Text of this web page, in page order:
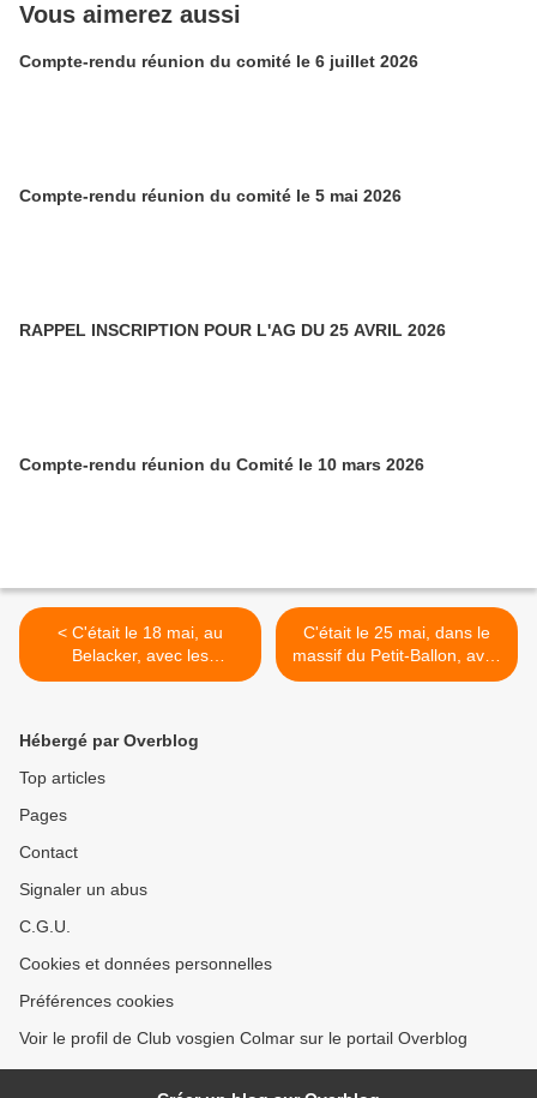
Vous aimerez aussi
Compte-rendu réunion du comité le 6 juillet 2026
Compte-rendu réunion du comité le 5 mai 2026
RAPPEL INSCRIPTION POUR L'AG DU 25 AVRIL 2026
Compte-rendu réunion du Comité le 10 mars 2026
< C'était le 18 mai, au
Belacker, avec les
randonneurs
C'était le 25 mai, dans le
massif du Petit-Ballon, avec
les seniors >
Hébergé par Overblog
Top articles
Pages
Contact
Signaler un abus
C.G.U.
Cookies et données personnelles
Préférences cookies
Voir le profil de Club vosgien Colmar sur le portail Overblog